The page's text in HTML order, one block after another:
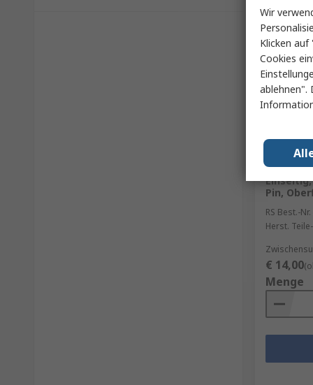
Analog
Einseitig,
Pin,
RS Best.-Nr.
Herst.
€ 14,00
Menge
Wir
Klicken
Cookies
ablehnen".